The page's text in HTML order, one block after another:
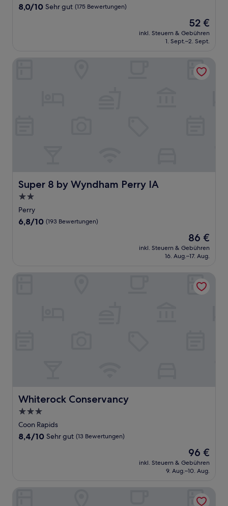
Unterkunft
8.0
Bewertungen)
8,0/10 Sehr gut (175 Bewertungen)
Der
Preis
beträgt
52 €
inkl. Steuern & Gebühren
1. Sept.–2. Sept.
Super 8 by Wyndham Perry IA
Super 8 by Wyndham Perry IA
2.0-
Sterne-
Unterkunft
Perry
6.8
6,8/10 (193 Bewertungen)
Der
Preis
beträgt
86 €
inkl. Steuern & Gebühren
16. Aug.–17. Aug.
Whiterock Conservancy
Whiterock Conservancy
3.0-
Sterne-
Unterkunft
Coon Rapids
8.4
Bewertungen)
8,4/10 Sehr gut (13 Bewertungen)
Der
Preis
beträgt
96 €
inkl. Steuern & Gebühren
9. Aug.–10. Aug.